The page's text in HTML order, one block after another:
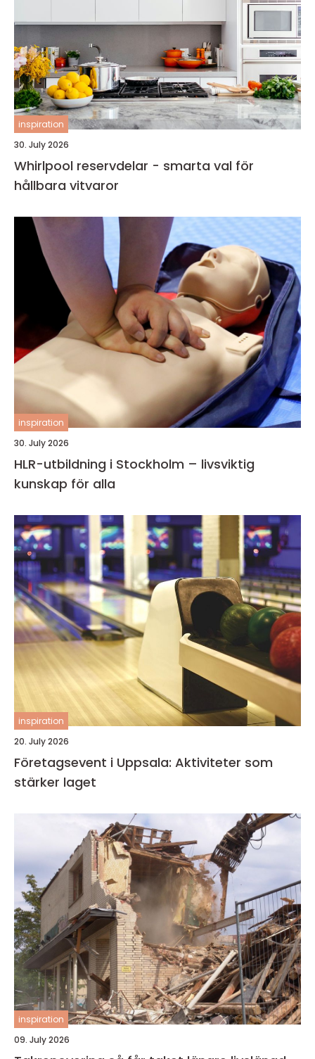
inspiration
30. July 2026
Whirlpool reservdelar - smarta val för
hållbara vitvaror
inspiration
30. July 2026
HLR-utbildning i Stockholm – livsviktig
kunskap för alla
inspiration
20. July 2026
Företagsevent i Uppsala: Aktiviteter som
stärker laget
inspiration
09. July 2026